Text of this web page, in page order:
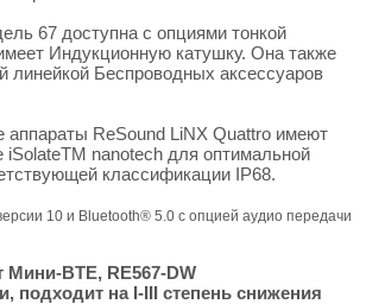
67 доступна с опциями тонкой
Индукционную катушку. Она также
линейкой Беспроводных аксессуаров
ReSound LiNX Quattro имеют
iSolateTM nanotech для оптимальной
классификации IP68.
10 и Bluetooth® 5.0 с опцией аудио передачи
Мини-BTE, RE567-DW
подходит на I-III степень снижения